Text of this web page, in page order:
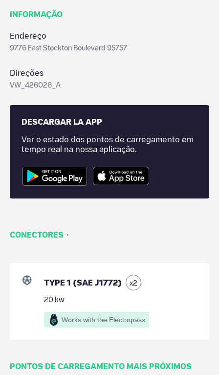
INFORMAÇÃO
Endereço
9776 East Stockton Boulevard 95757
Direções
VW_426026_A
DESCARGAR LA APP
Ver o estado dos pontos de carregamento em
tempo real na nossa aplicação.
CONECTORES ·
TYPE 1 (SAE J1772) x2
20 kw
Works with the Electropass
PONTOS DE CARREGAMENTO MAIS PRÓXIMOS